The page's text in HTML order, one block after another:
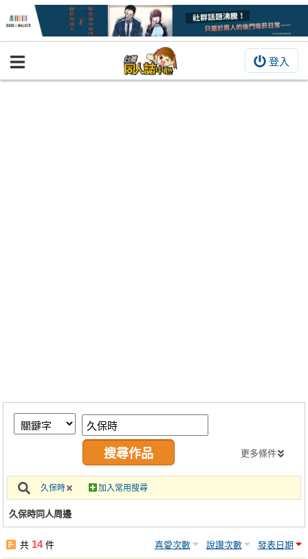
登入
BOOKY書集倉庫
繪圖藝廊
交流中心
攤位轉讓區
會員功能選單
註冊會員
更多條件
久保時 加入常用搜尋
久保時同人周邊
共 14件 喜愛次數 說讚次數 發表日期